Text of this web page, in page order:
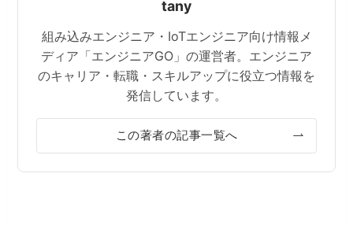
tany
組み込みエンジニア・IoTエンジニア向け情報メ
ディア「エンジニアGO」の運営者。エンジニア
のキャリア・転職・スキルアップに役立つ情報を
発信しています。
この著者の記事一覧へ